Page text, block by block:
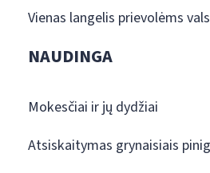
Vienas langelis prievolėms
NAUDINGA
Mokesčiai ir jų dydžiai
Atsiskaitymas grynaisiais